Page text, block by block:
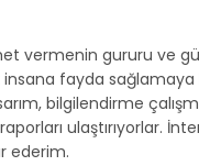
vermenin gururu ve
insana fayda sağlamaya
bilgilendirme
ulaştırıyorlar.
ederim.